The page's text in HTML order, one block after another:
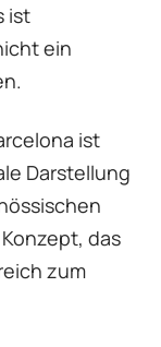
ist
ein
ist
Darstellung
das
zum